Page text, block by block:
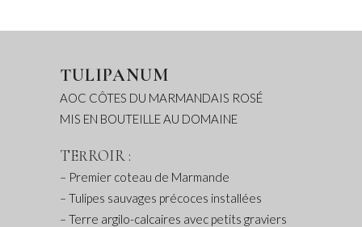
TULIPANUM
AOC CÔTES DU MARMANDAIS ROSÉ
MIS EN BOUTEILLE AU DOMAINE
TERROIR :
– Premier coteau de Marmande
– Tulipes sauvages précoces installées
– Terre argilo-calcaires avec petits graviers